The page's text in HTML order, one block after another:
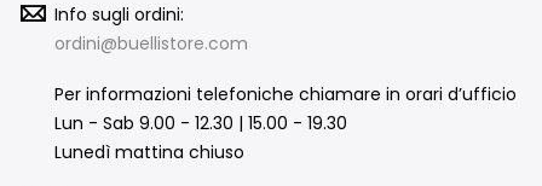
Info sugli ordini:
ordini@buellistore.com
Per informazioni telefoniche chiamare in orari d’ufficio
Lun - Sab 9.00 - 12.30 | 15.00 - 19.30
Lunedì mattina chiuso